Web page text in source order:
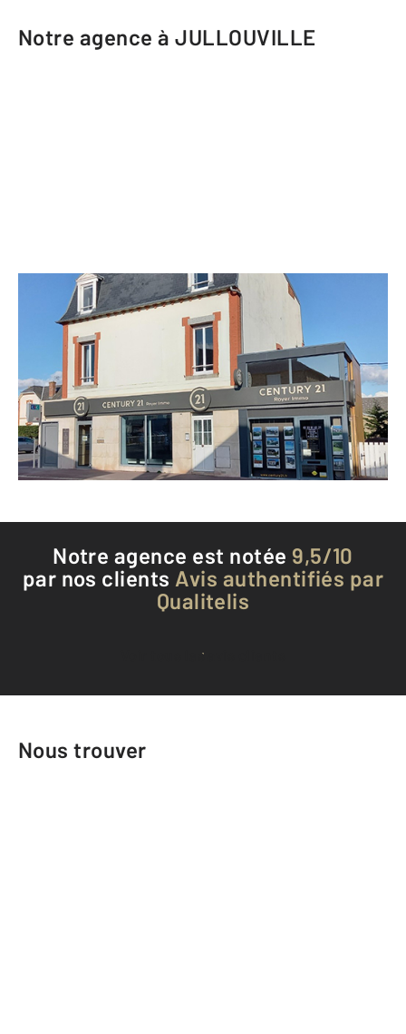
Notre agence à JULLOUVILLE
CENTURY 21 Royer Immo
3 avenue du Maréchal Leclerc
JULLOUVILLE - 50610
Envoyer un message
Téléphoner à l'agence
Notre agence est notée 9,5/10
par nos clients Avis authentifiés par
Qualitelis
Voir tous les avis clients
Nous trouver